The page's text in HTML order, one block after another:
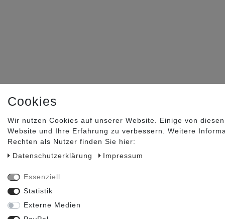
Cookies
Wir nutzen Cookies auf unserer Website. Einige von
Website und Ihre Erfahrung zu verbessern. Weitere
Rechten als Nutzer finden Sie hier:
Daten­schutz­erklärung
Impressum
Essenziell
Statistik
Externe Medien